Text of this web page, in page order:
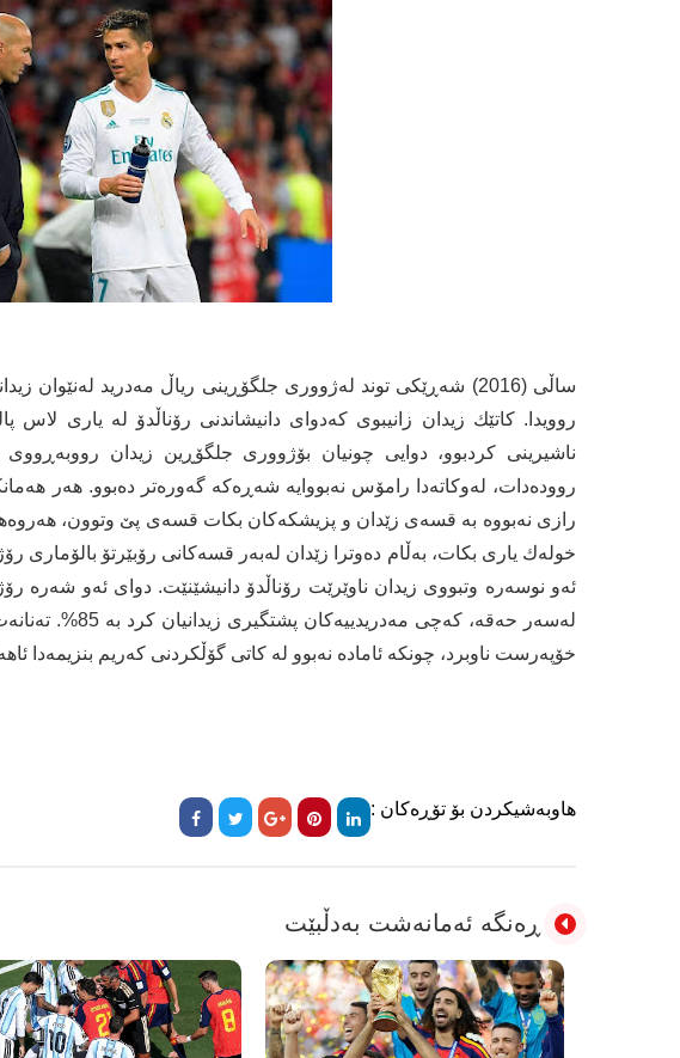
ساڵی (2016) شه‌ڕێكی توند له‌ژووری جلگۆڕینی ریاڵ مه‌درید له‌نێوان
روویدا. كاتێك زیدان زانیبوی كه‌دوای دانیشاندنی رۆناڵدۆ له‌ یاری
ناشیرینی كردبوو، دوایی چونیان بۆژووری جلگۆڕین زیدان رووبه‌ڕووی
رووده‌دات، له‌وكاته‌دا رامۆس نه‌بووایه‌ شه‌ڕه‌كه‌ گه‌وره‌تر ده‌بوو. هه‌ر
خوله‌ك یاری بكات، به‌ڵام ده‌وترا زێدان له‌به‌ر قسه‌كانی رۆبێرتۆ بالۆماری
له‌سه‌ر حه‌قه‌، كه‌چی
خۆپه‌رست ناوبرد، چونكه‌ ئاماده‌ نه‌بوو له‌ كاتی گۆڵكردنی كه‌ریم بنزیمه‌دا
هاوبەشیکردن بۆ تۆڕەکان :
ڕەنگە ئەمانەشت بەدڵبێت